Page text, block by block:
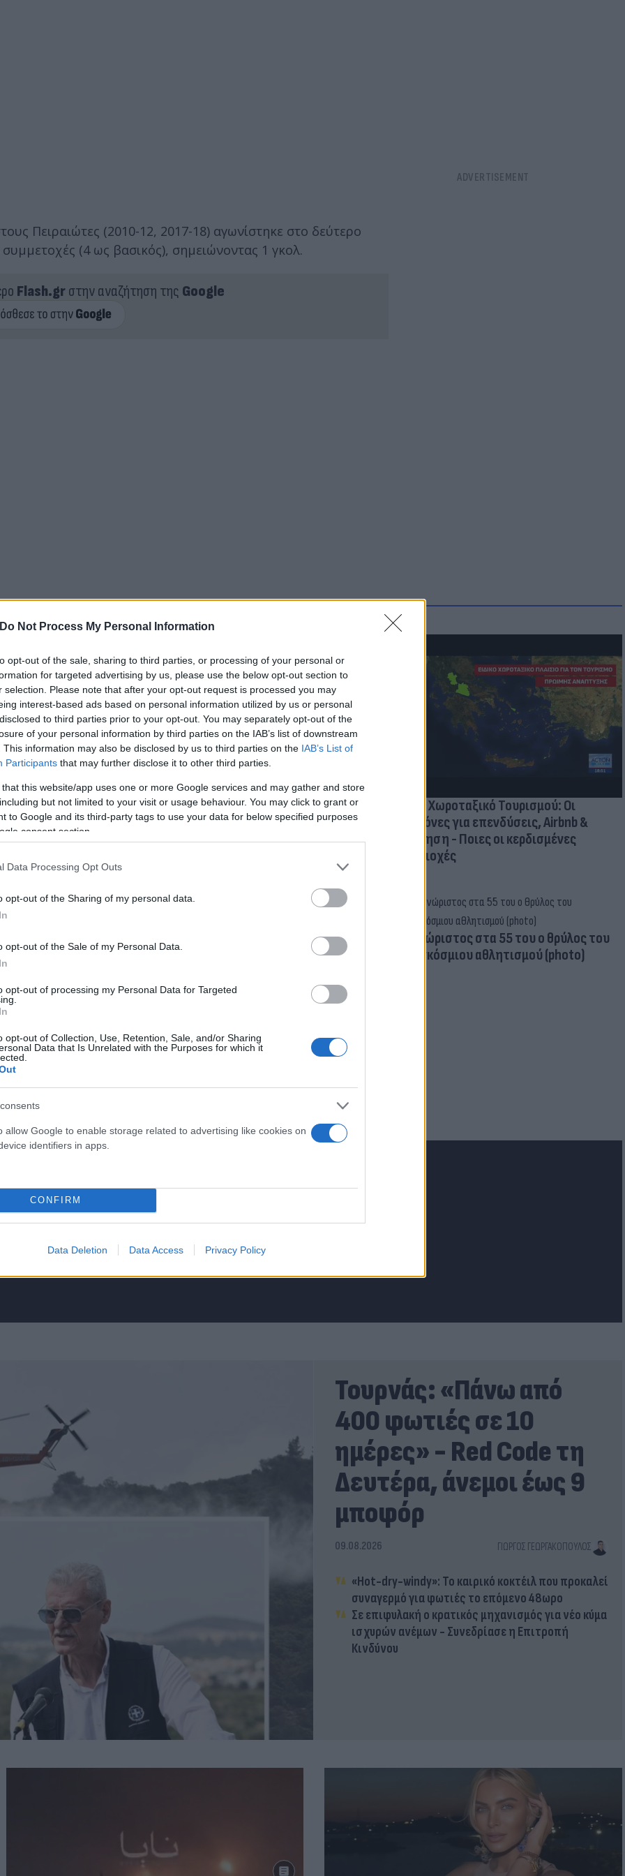
Do Not Process My Personal Information
opt-out of the sale, sharing to third parties, or processing of your personal or
for targeted advertising by us, please use the below opt-out section to
selection. Please note that after your opt-out request is processed you may
interest-based ads based on personal information utilized by us or personal
to third parties prior to your opt-out. You may separately opt-out of the
of your personal information by third parties on the IAB’s list of downstream
This information may also be disclosed by us to third parties on the IAB’s List of
Participants that may further disclose it to other third parties.
that this website/app uses one or more Google services and may gather and store
but not limited to your visit or usage behaviour. You may click to grant or
to Google and its third-party tags to use your data for below specified purposes
consent section.
Data Processing Opt Outs
opt-out of the Sharing of my personal data.
opt-out of the Sale of my Personal Data.
opt-out of processing my Personal Data for Targeted
opt-out of Collection, Use, Retention, Sale, and/or Sharing
Data that Is Unrelated with the Purposes for which it
allow Google to enable storage related to advertising like cookies on
identifiers in apps.
CONFIRM
Data Deletion Data Access Privacy Policy
Πειραιώτες (2010-12, 2017-18) αγωνίστηκε στο δεύτερο
(4 ως βασικός), σημειώνοντας 1 γκολ.
Flash.grστην αναζήτηση της Google
υπήρξε ένας
έπρεπε να δώσει μια
τον γιο του
Και οι μαϊμούδες έχουν κατοικίδια! Οι
επιστήμονες ρίχνουν φως στις
"φιλίες" μεταξύ διαφορετικών ειδών
Νέο Χωροταξικό Τουρισμού: Οι
κανόνες για επενδύσεις, Airbnb &
δόμηση - Ποιες οι κερδισμένες
περιοχές
3,5 φορές
ο κίνδυνος σοβαρής
Aγνώριστος στα 55 του ο θρύλος του
παγκόσμιου αθλητισμού (photo)
μένεις στο σκοτάδι... ακολούθησε το Flash.gr
Τουρνάς: «Πάνω από
400 φωτιές σε 10
ημέρες» - Red Code τη
Δευτέρα, άνεμοι έως 9
μποφόρ
09.08.2026 ΓΙΏΡΓΟΣ ΓΕΩΡΓΑΚΌΠΟΥΛΟΣ
«Hot-dry-windy»: Το καιρικό κοκτέιλ που προκαλεί
συναγερμό για φωτιές το επόμενο 48ωρο
Σε επιφυλακή ο κρατικός μηχανισμός για νέο κύμα
ισχυρών ανέμων - Συνεδρίασε η Επιτροπή
Κινδύνου